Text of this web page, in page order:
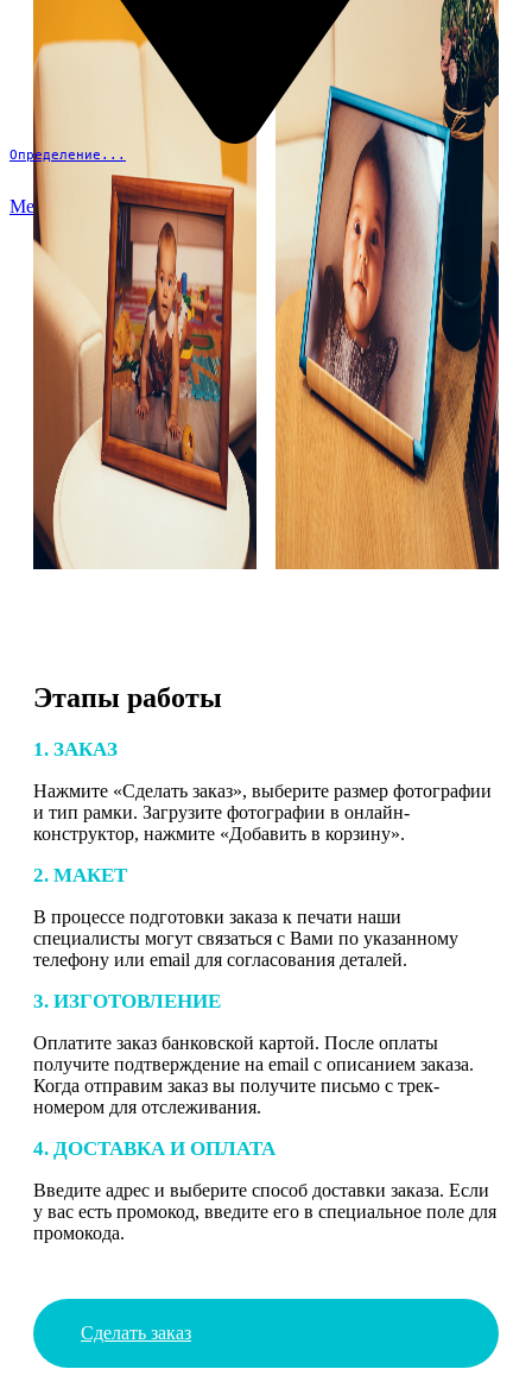
Определение...
Меню
Этапы работы
1. ЗАКАЗ
Нажмите «Сделать заказ», выберите размер фотографии
и тип рамки. Загрузите фотографии в онлайн-
конструктор, нажмите «Добавить в корзину».
2. МАКЕТ
В процессе подготовки заказа к печати наши
специалисты могут связаться с Вами по указанному
телефону или email для согласования деталей.
3. ИЗГОТОВЛЕНИЕ
Оплатите заказ банковской картой. После оплаты
получите подтверждение на email с описанием заказа.
Когда отправим заказ вы получите письмо с трек-
номером для отслеживания.
4. ДОСТАВКА И ОПЛАТА
Введите адрес и выберите способ доставки заказа. Если
у вас есть промокод, введите его в специальное поле для
промокода.
Сделать заказ